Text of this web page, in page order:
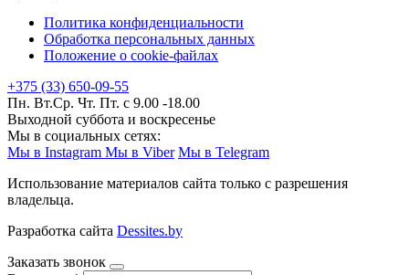
Политика конфиденциальности
Обработка персональных данных
Положение о cookie-файлах
+375 (33) 650-09-55
Пн. Вт.Ср. Чт. Пт. с 9.00 -18.00
Выходной суббота и воскресенье
Мы в социальных сетях:
Мы в Instagram Мы в Viber Мы в Telegram
Использование материалов сайта только с разрешения
владельца.
Разработка сайта Dessites.by
Заказать звонок